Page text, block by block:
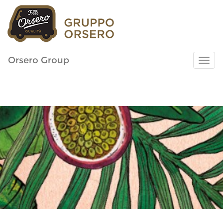
Orsero Group